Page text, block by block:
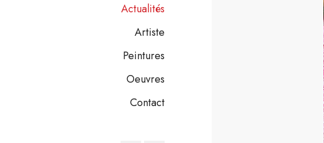
Actualités
Artiste
Peintures
Oeuvres
Contact